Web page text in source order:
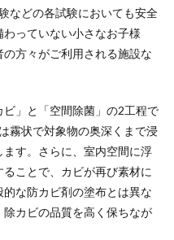
などの各試験においても安全
っていない小さなお子様
方々がご利用される施設な
」と「空間除菌」の2工程で
霧状で対象物の奥深くまで浸
す。さらに、室内空間に浮
ことで、カビが再び素材に
な防カビ剤の塗布とは異な
カビの品質を高く保ちなが